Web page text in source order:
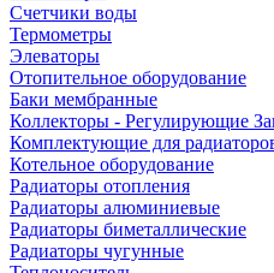
Счетчики воды
Термометры
Элеваторы
Отопительное оборудование
Баки мембранные
Коллекторы - Регулирующие
Комплектующие для
Котельное оборудование
Радиаторы отопления
Радиаторы алюминиевые
Радиаторы биметаллические
Радиаторы чугунные